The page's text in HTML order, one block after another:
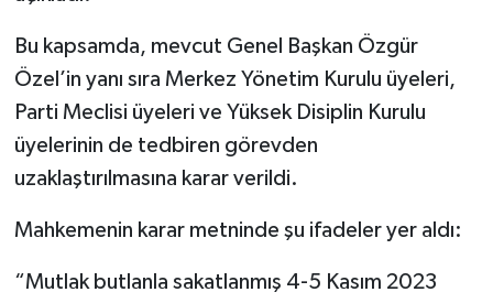
Bu kapsamda, mevcut Genel Başkan Özgür
Özel’in yanı sıra Merkez Yönetim Kurulu üyeleri,
Parti Meclisi üyeleri ve Yüksek Disiplin Kurulu
üyelerinin de tedbiren görevden
uzaklaştırılmasına karar verildi.
Mahkemenin karar metninde şu ifadeler yer aldı:
“Mutlak butlanla sakatlanmış 4-5 Kasım 2023